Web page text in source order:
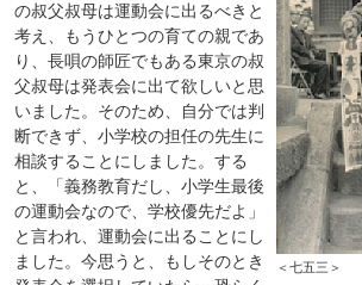
＜七五三＞
の叔父叔母は運動会に出るべきと
考え、もうひとつの育ての親であ
り、長唄の師匠でもある東京の叔
父叔母は発表会に出て欲しいと思
いました。そのため、自分では判
断できず、小学校の担任の先生に
相談することにしました。する
と、「義務教育だし、小学生最後
の運動会なので、学校優先だよ」
と言われ、運動会に出ることにし
ました。今思うと、もしそのとき